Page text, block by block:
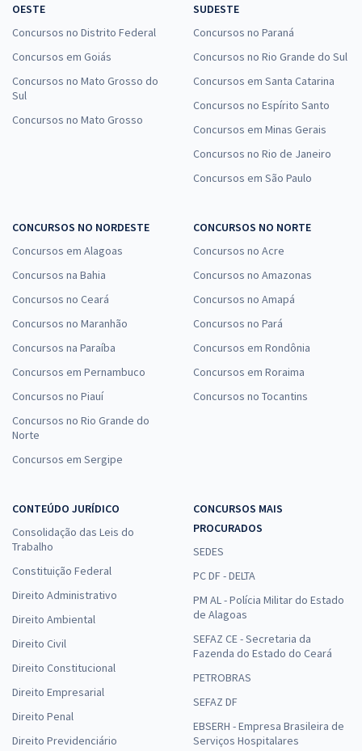
OESTE
Concursos no Distrito Federal
Concursos em Goiás
Concursos no Mato Grosso do
Sul
Concursos no Mato Grosso
SUDESTE
Concursos no Paraná
Concursos no Rio Grande do Sul
Concursos em Santa Catarina
Concursos no Espírito Santo
Concursos em Minas Gerais
Concursos no Rio de Janeiro
Concursos em São Paulo
CONCURSOS NO NORDESTE
Concursos em Alagoas
Concursos na Bahia
Concursos no Ceará
Concursos no Maranhão
Concursos na Paraíba
Concursos em Pernambuco
Concursos no Piauí
Concursos no Rio Grande do
Norte
Concursos em Sergipe
CONCURSOS NO NORTE
Concursos no Acre
Concursos no Amazonas
Concursos no Amapá
Concursos no Pará
Concursos em Rondônia
Concursos em Roraima
Concursos no Tocantins
CONTEÚDO JURÍDICO
Consolidação das Leis do
Trabalho
Constituição Federal
Direito Administrativo
Direito Ambiental
Direito Civil
Direito Constitucional
Direito Empresarial
Direito Penal
Direito Previdenciário
CONCURSOS MAIS
PROCURADOS
SEDES
PC DF - DELTA
PM AL - Polícia Militar do Estado
de Alagoas
SEFAZ CE - Secretaria da
Fazenda do Estado do Ceará
PETROBRAS
SEFAZ DF
EBSERH - Empresa Brasileira de
Serviços Hospitalares